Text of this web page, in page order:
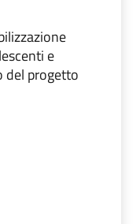
e
del progetto